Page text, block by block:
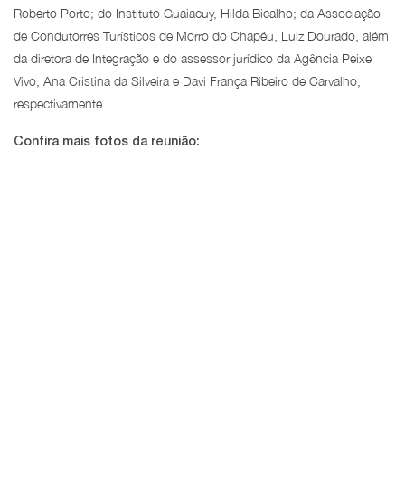
Roberto Porto; do Instituto Guaiacuy, Hilda Bicalho; da Associação
de Condutorres Turísticos de Morro do Chapéu, Luiz Dourado, além
da diretora de Integração e do assessor jurídico da Agência Peixe
Vivo, Ana Cristina da Silveira e Davi França Ribeiro de Carvalho,
respectivamente.
Confira mais fotos da reunião: